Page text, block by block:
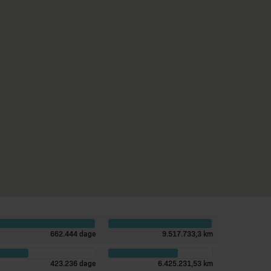
662.444 dage 9.517.733,3 km
423.236 dage 6.425.231,53 km